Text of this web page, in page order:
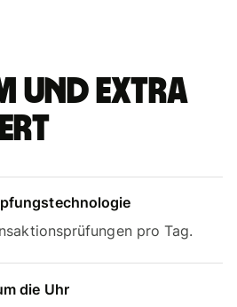
und extra
pro Tag.
die Uhr